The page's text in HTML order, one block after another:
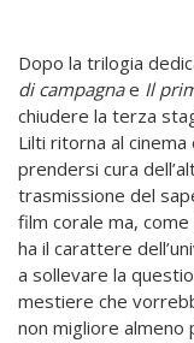
Dopo la trilogia
di campagnae Il
chiudere la terza
Lilti ritorna al
prendersi cura
trasmissione del
film corale ma,
ha il carattere
a sollevare la
mestiere che
non migliore almeno